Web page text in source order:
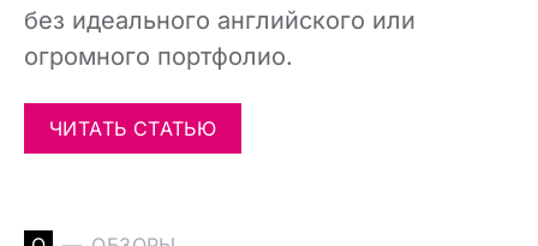
без идеального английского или
огромного портфолио.
ЧИТАТЬ СТАТЬЮ